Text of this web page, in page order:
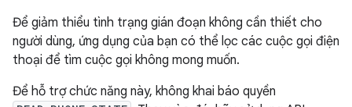
Để giảm thiểu tình trạng gián đoạn không cần thiết cho
người dùng, ứng dụng của bạn có thể lọc các cuộc gọi điện
thoại để tìm cuộc gọi không mong muốn.
Để hỗ trợ chức năng này, không khai báo quyền